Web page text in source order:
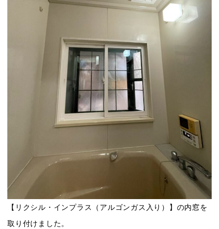
【リクシル・インプラス（アルゴンガス入り）】の内窓を
取り付けました。